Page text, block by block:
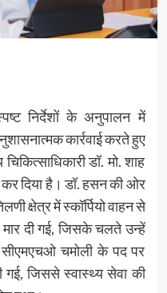
निर्देशों के अनुपालन में
कार्रवाई करते हुए
डॉ. मो. शाह
दिया है। डॉ. हसन की ओर
क्षेत्र में स्कॉर्पियो वाहन से
मार दी गई, जिसके चलते उन्हें
चमोली के पद पर
गई, जिससे स्वास्थ्य सेवा की